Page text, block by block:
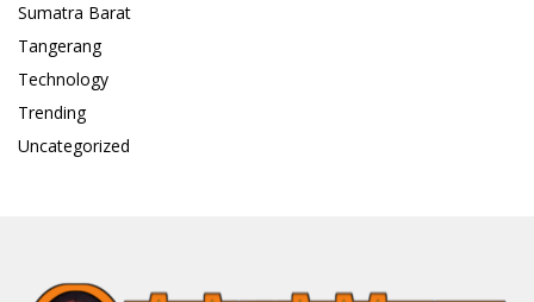
Sumatra Barat
Tangerang
Technology
Trending
Uncategorized